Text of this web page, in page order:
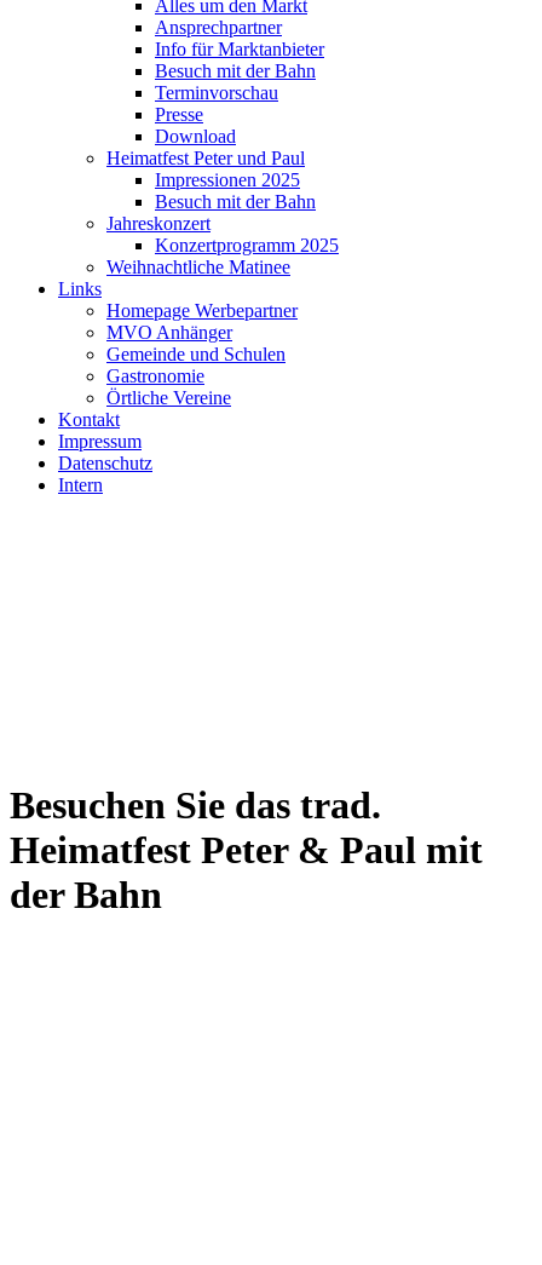
Alles um den Markt
Ansprechpartner
Info für Marktanbieter
Besuch mit der Bahn
Terminvorschau
Presse
Download
Heimatfest Peter und Paul
Impressionen 2025
Besuch mit der Bahn
Jahreskonzert
Konzertprogramm 2025
Weihnachtliche Matinee
Links
Homepage Werbepartner
MVO Anhänger
Gemeinde und Schulen
Gastronomie
Örtliche Vereine
Kontakt
Impressum
Datenschutz
Intern
Besuchen Sie das trad.
Heimatfest Peter & Paul mit
der Bahn